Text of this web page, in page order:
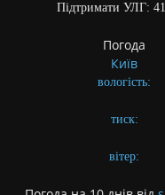
Підтримати УЛГ:
Погода
Київ
вологість:
тиск:
вітер: